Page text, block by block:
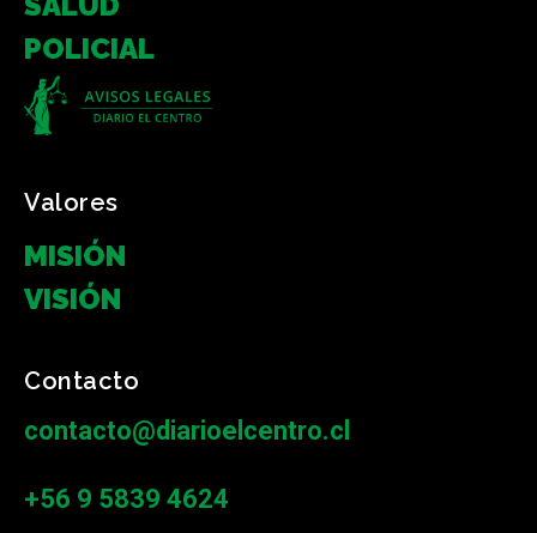
POLICIAL
Valores
MISIÓN
VISIÓN
Contacto
contacto@diarioelcentro.cl
+56 9 5839 4624